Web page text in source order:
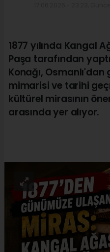
1877 yılında Kangal
Paşa tarafından
Konağı,
mimarisi ve tarihi
kültürel mirasının
arasında yer alıyor.